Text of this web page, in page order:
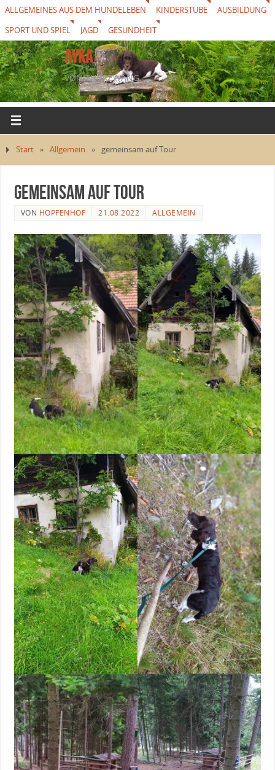
ALLGEMEINES AUS DEM HUNDELEBEN KINDERSTUBE
AUSBILDUNG
SPORT UND SPIEL
JAGD GESUNDHEIT
AYKA
VON THUREWANG
Start » Allgemein » gemeinsam auf Tour
gemeinsam auf Tour
VON HOPFENHOF 21.08.2022 ALLGEMEIN